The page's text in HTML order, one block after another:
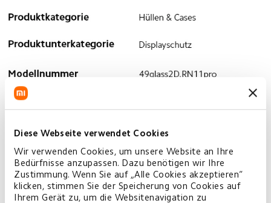
Diese Webseite verwendet Cookies
Wir verwenden Cookies, um unsere Website an Ihre
Bedürfnisse anzupassen. Dazu benötigen wir Ihre
Zustimmung. Wenn Sie auf „Alle Cookies akzeptieren“
klicken, stimmen Sie der Speicherung von Cookies auf
Ihrem Gerät zu, um die Websitenavigation zu